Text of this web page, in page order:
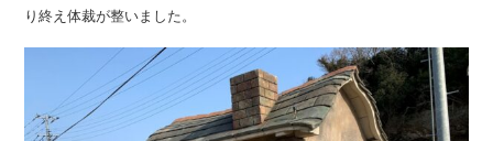
り終え体裁が整いました。